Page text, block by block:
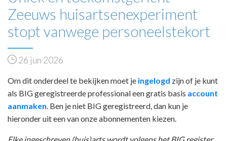
Zeeuws huisartsenexperiment
stopt vanwege personeelstekort
26 jun 2026
Om dit onderdeel te bekijken moet je ingelogd zijn of je kunt
als BIG geregistreerde professional een gratis basis account
aanmaken. Ben je niet BIG geregistreerd, dan kun je
hieronder uit een van onze abonnementen kiezen.